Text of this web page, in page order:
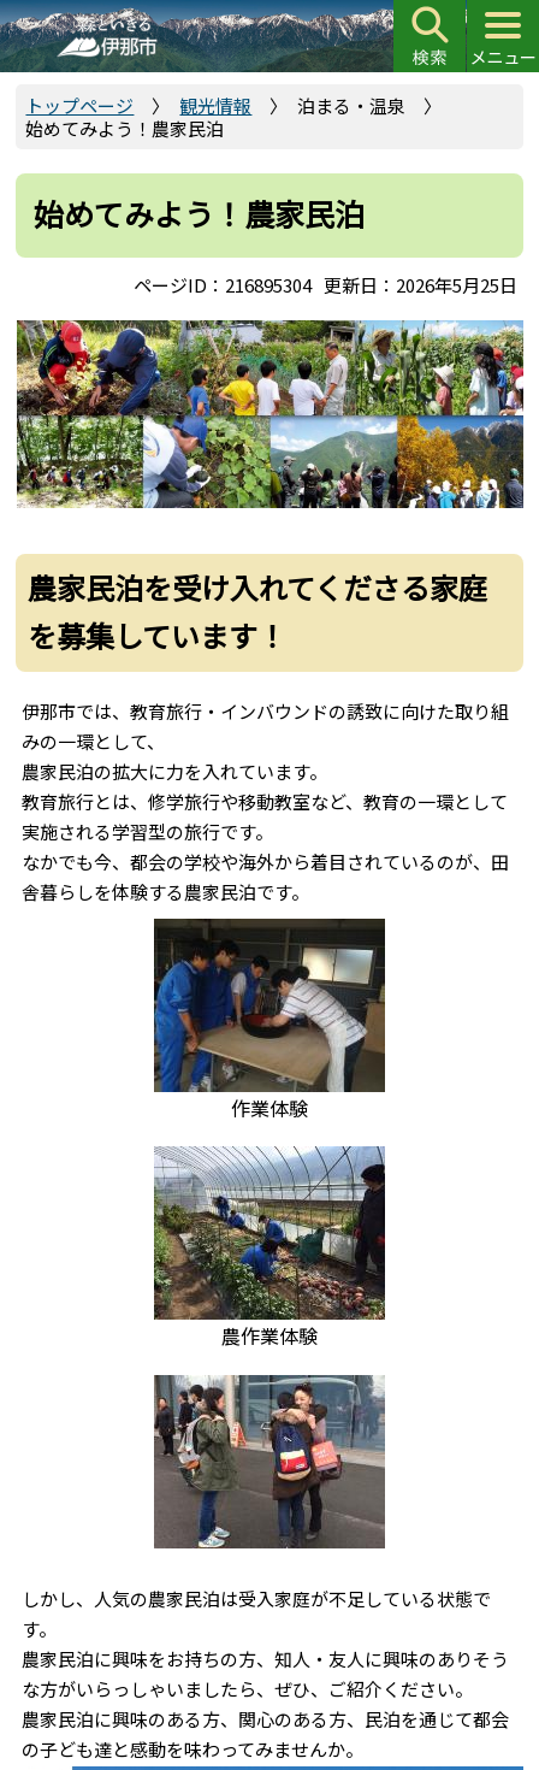
こ
の
ペ
で
トップページ 観光情報
泊まる・温泉
始めてみよう！農家民泊
始めてみよう！農家民泊
ページID：216895304 更新日：2026年5月25日
農家民泊を受け入れてくださる家庭
を募集しています！
伊那市では、教育旅行・インバウンドの誘致に向けた取り組
みの一環として、
農家民泊の拡大に力を入れています。
教育旅行とは、修学旅行や移動教室など、教育の一環として
実施される学習型の旅行です。
なかでも今、都会の学校や海外から着目されているのが、田
舎暮らしを体験する農家民泊です。
作業体験
農作業体験
しかし、人気の農家民泊は受入家庭が不足している状態で
す。
農家民泊に興味をお持ちの方、知人・友人に興味のありそう
な方がいらっしゃいましたら、ぜひ、ご紹介ください。
農家民泊に興味のある方、関心のある方、民泊を通じて都会
の子ども達と感動を味わってみませんか。